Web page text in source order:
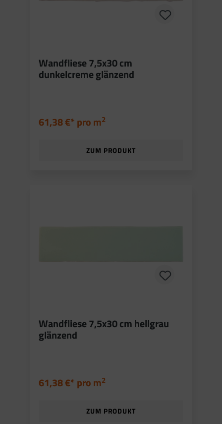
Wandfliese 7,5x30 cm
dunkelcreme glänzend
61,38 €* pro m2
ZUM PRODUKT
Wandfliese 7,5x30 cm hellgrau
glänzend
61,38 €* pro m2
ZUM PRODUKT